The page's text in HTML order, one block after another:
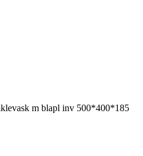
m blapl inv 500*400*185